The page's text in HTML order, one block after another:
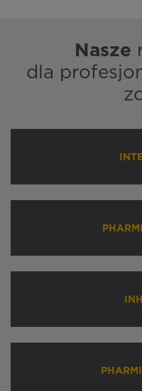
Nasze
dla